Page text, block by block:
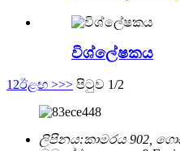
විශ්ලේෂකය
1 2ඊළඟ >>> පිටුව 1/2
ලිපිනය:කාමරය 902,